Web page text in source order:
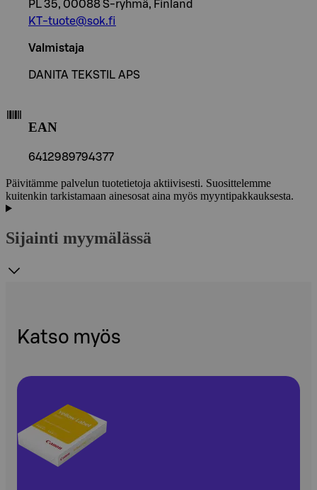
PL 35, 00088 S-ryhmä, Finland
KT-tuote@sok.fi
Valmistaja
DANITA TEKSTIL APS
EAN
6412989794377
Päivitämme palvelun tuotetietoja aktiivisesti. Suosittelemme
kuitenkin tarkistamaan ainesosat aina myös myyntipakkauksesta.
Sijainti myymälässä
Katso myös